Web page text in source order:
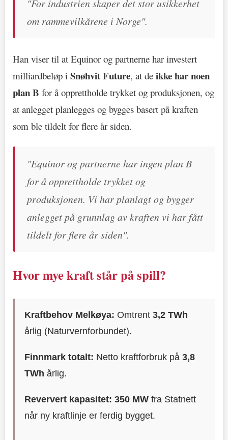
"For industrien skaper det stor usikkerhet
om rammevilkårene i Norge".
Han viser til at Equinor og partnerne har investert
milliardbeløp i Snøhvit Future, at de ikke har noen
plan B for å opprettholde trykket og produksjonen, og
at anlegget planlegges og bygges basert på kraften
som ble tildelt for flere år siden.
"Equinor og partnerne har ingen plan B
for å opprettholde trykket og
produksjonen. Vi har planlagt og bygger
anlegget på grunnlag av kraften vi har fått
tildelt for flere år siden".
Hvor mye kraft står på spill?
Kraftbehov Melkøya: Omtrent3,2 TWh
årlig (Naturvernforbundet).
Finnmark totalt: Netto kraftforbruk på3,8
TWh årlig.
Reververt kapasitet: 350 MW fra Statnett
når ny kraftlinje er ferdig bygget.